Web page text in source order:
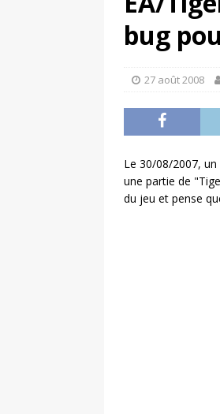
[ 4 août
Saint-
bug
27 août 2008
Le 30/08/2007,
une partie de
du jeu et pense